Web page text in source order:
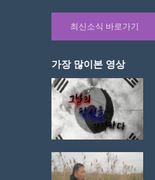
최신소식 바로가기
가장 많이본 영상